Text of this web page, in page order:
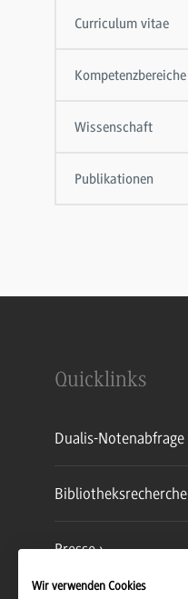
Curriculum vitae
Kompetenzbereiche
Wissenschaft
Publikationen
Quicklinks
Dualis-Notenabfrage
Bibliotheksrecherche
Presse
Wir verwenden Cookies